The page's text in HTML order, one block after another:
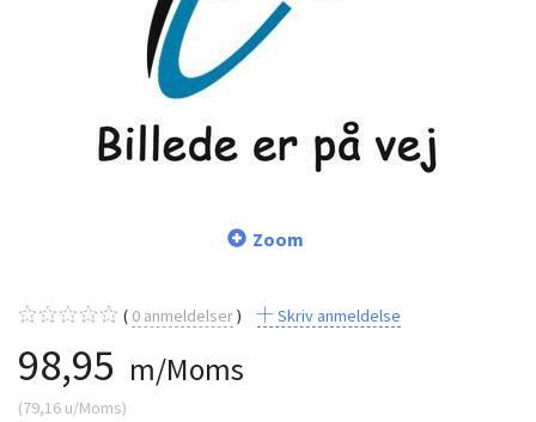
Zoom
0 anmeldelser Skriv anmeldelse
98,95 m/Moms
(79,16 u/Moms)